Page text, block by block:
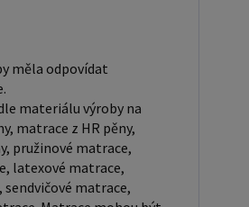
měla odpovídat
materiálu výroby na
matrace z HR pěny,
pružinové matrace,
latexové matrace,
matrace,